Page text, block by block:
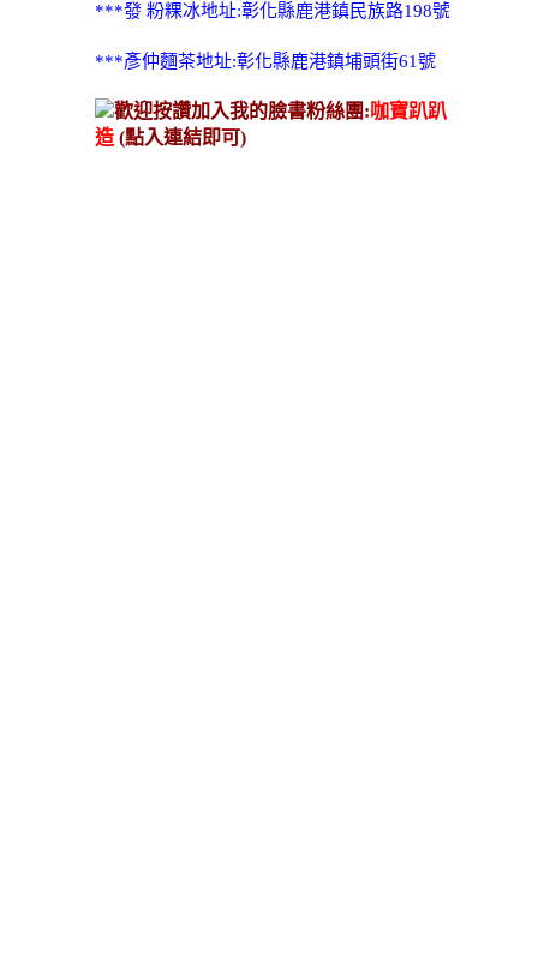
***發 粉粿冰地址:彰化縣鹿港鎮民族路198號
***彥仲麵茶地址:彰化縣鹿港鎮埔頭街61號
歡迎按讚加入我的臉書粉絲團:咖寶趴趴
造 (點入連結即可)